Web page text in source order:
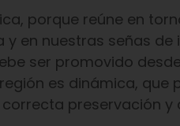
porque reúne en
en nuestras señas
ser promovido
es dinámica,
preservación y